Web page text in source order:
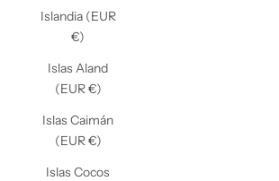
Islandia (EUR
€)
Islas Aland
(EUR €)
Islas Caimán
(EUR €)
Islas Cocos